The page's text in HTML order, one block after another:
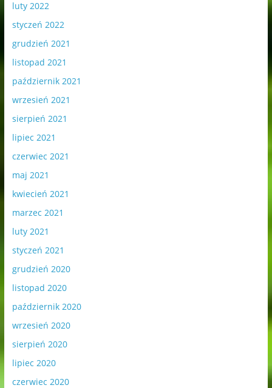
luty 2022
styczeń 2022
grudzień 2021
listopad 2021
październik 2021
wrzesień 2021
sierpień 2021
lipiec 2021
czerwiec 2021
maj 2021
kwiecień 2021
marzec 2021
luty 2021
styczeń 2021
grudzień 2020
listopad 2020
październik 2020
wrzesień 2020
sierpień 2020
lipiec 2020
czerwiec 2020